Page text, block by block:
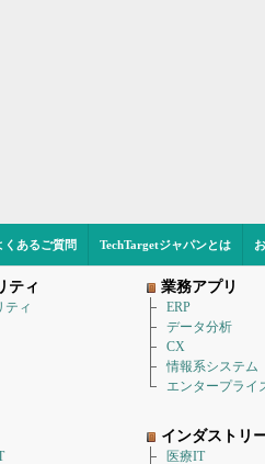
くあるご質問 TechTargetジャパンとは
ティ
ティ
業務アプリ
ERP
データ分析
CX
情報系システム
エンタープライ
インダストリ
医療IT